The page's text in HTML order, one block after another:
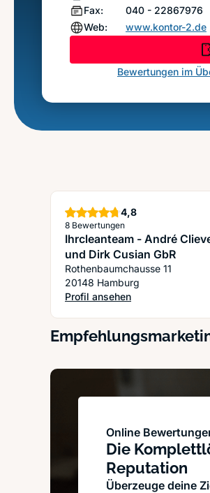
Fax:
040 - 22867976
Web:
www.kontor-2.de
Bewertungen im
4,8Sterne
8 Bewertungen
Ihrcleanteam - André
und Dirk Cusian GbR
Rothenbaumchausse 11
20148 Hamburg
Profil ansehen
: Ihrcleanteam - André Clieves
Online
Die
Reputation
Überzeuge deine